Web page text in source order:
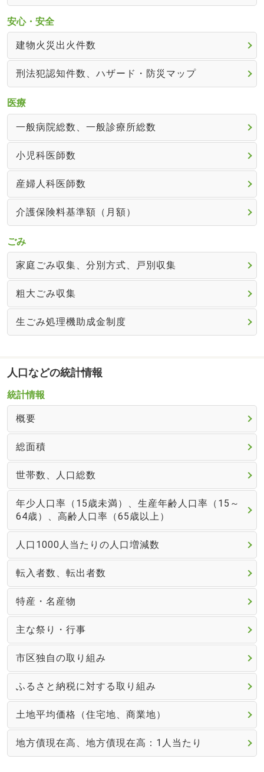
安心・安全
建物火災出火件数
刑法犯認知件数、ハザード・防災マップ
医療
一般病院総数、一般診療所総数
小児科医師数
産婦人科医師数
介護保険料基準額（月額）
ごみ
家庭ごみ収集、分別方式、戸別収集
粗大ごみ収集
生ごみ処理機助成金制度
人口などの統計情報
統計情報
概要
総面積
世帯数、人口総数
年少人口率（15歳未満）、生産年齢人口率（15～
64歳）、高齢人口率（65歳以上）
人口1000人当たりの人口増減数
転入者数、転出者数
特産・名産物
主な祭り・行事
市区独自の取り組み
ふるさと納税に対する取り組み
土地平均価格（住宅地、商業地）
地方債現在高、地方債現在高：1人当たり